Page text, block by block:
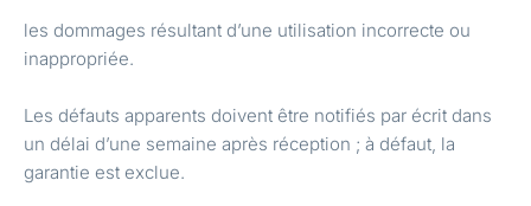
les dommages résultant d’une utilisation incorrecte ou
inappropriée.
Les défauts apparents doivent être notifiés par écrit dans
un délai d’une semaine après réception ; à défaut, la
garantie est exclue.